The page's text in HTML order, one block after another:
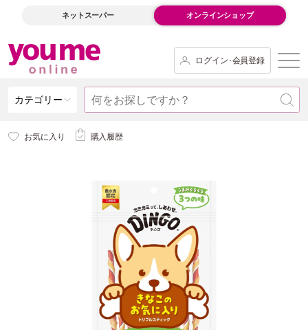
ネットスーパー オンラインショップ
ログイン･会員登録
カテゴリー
お気に入り 購入履歴